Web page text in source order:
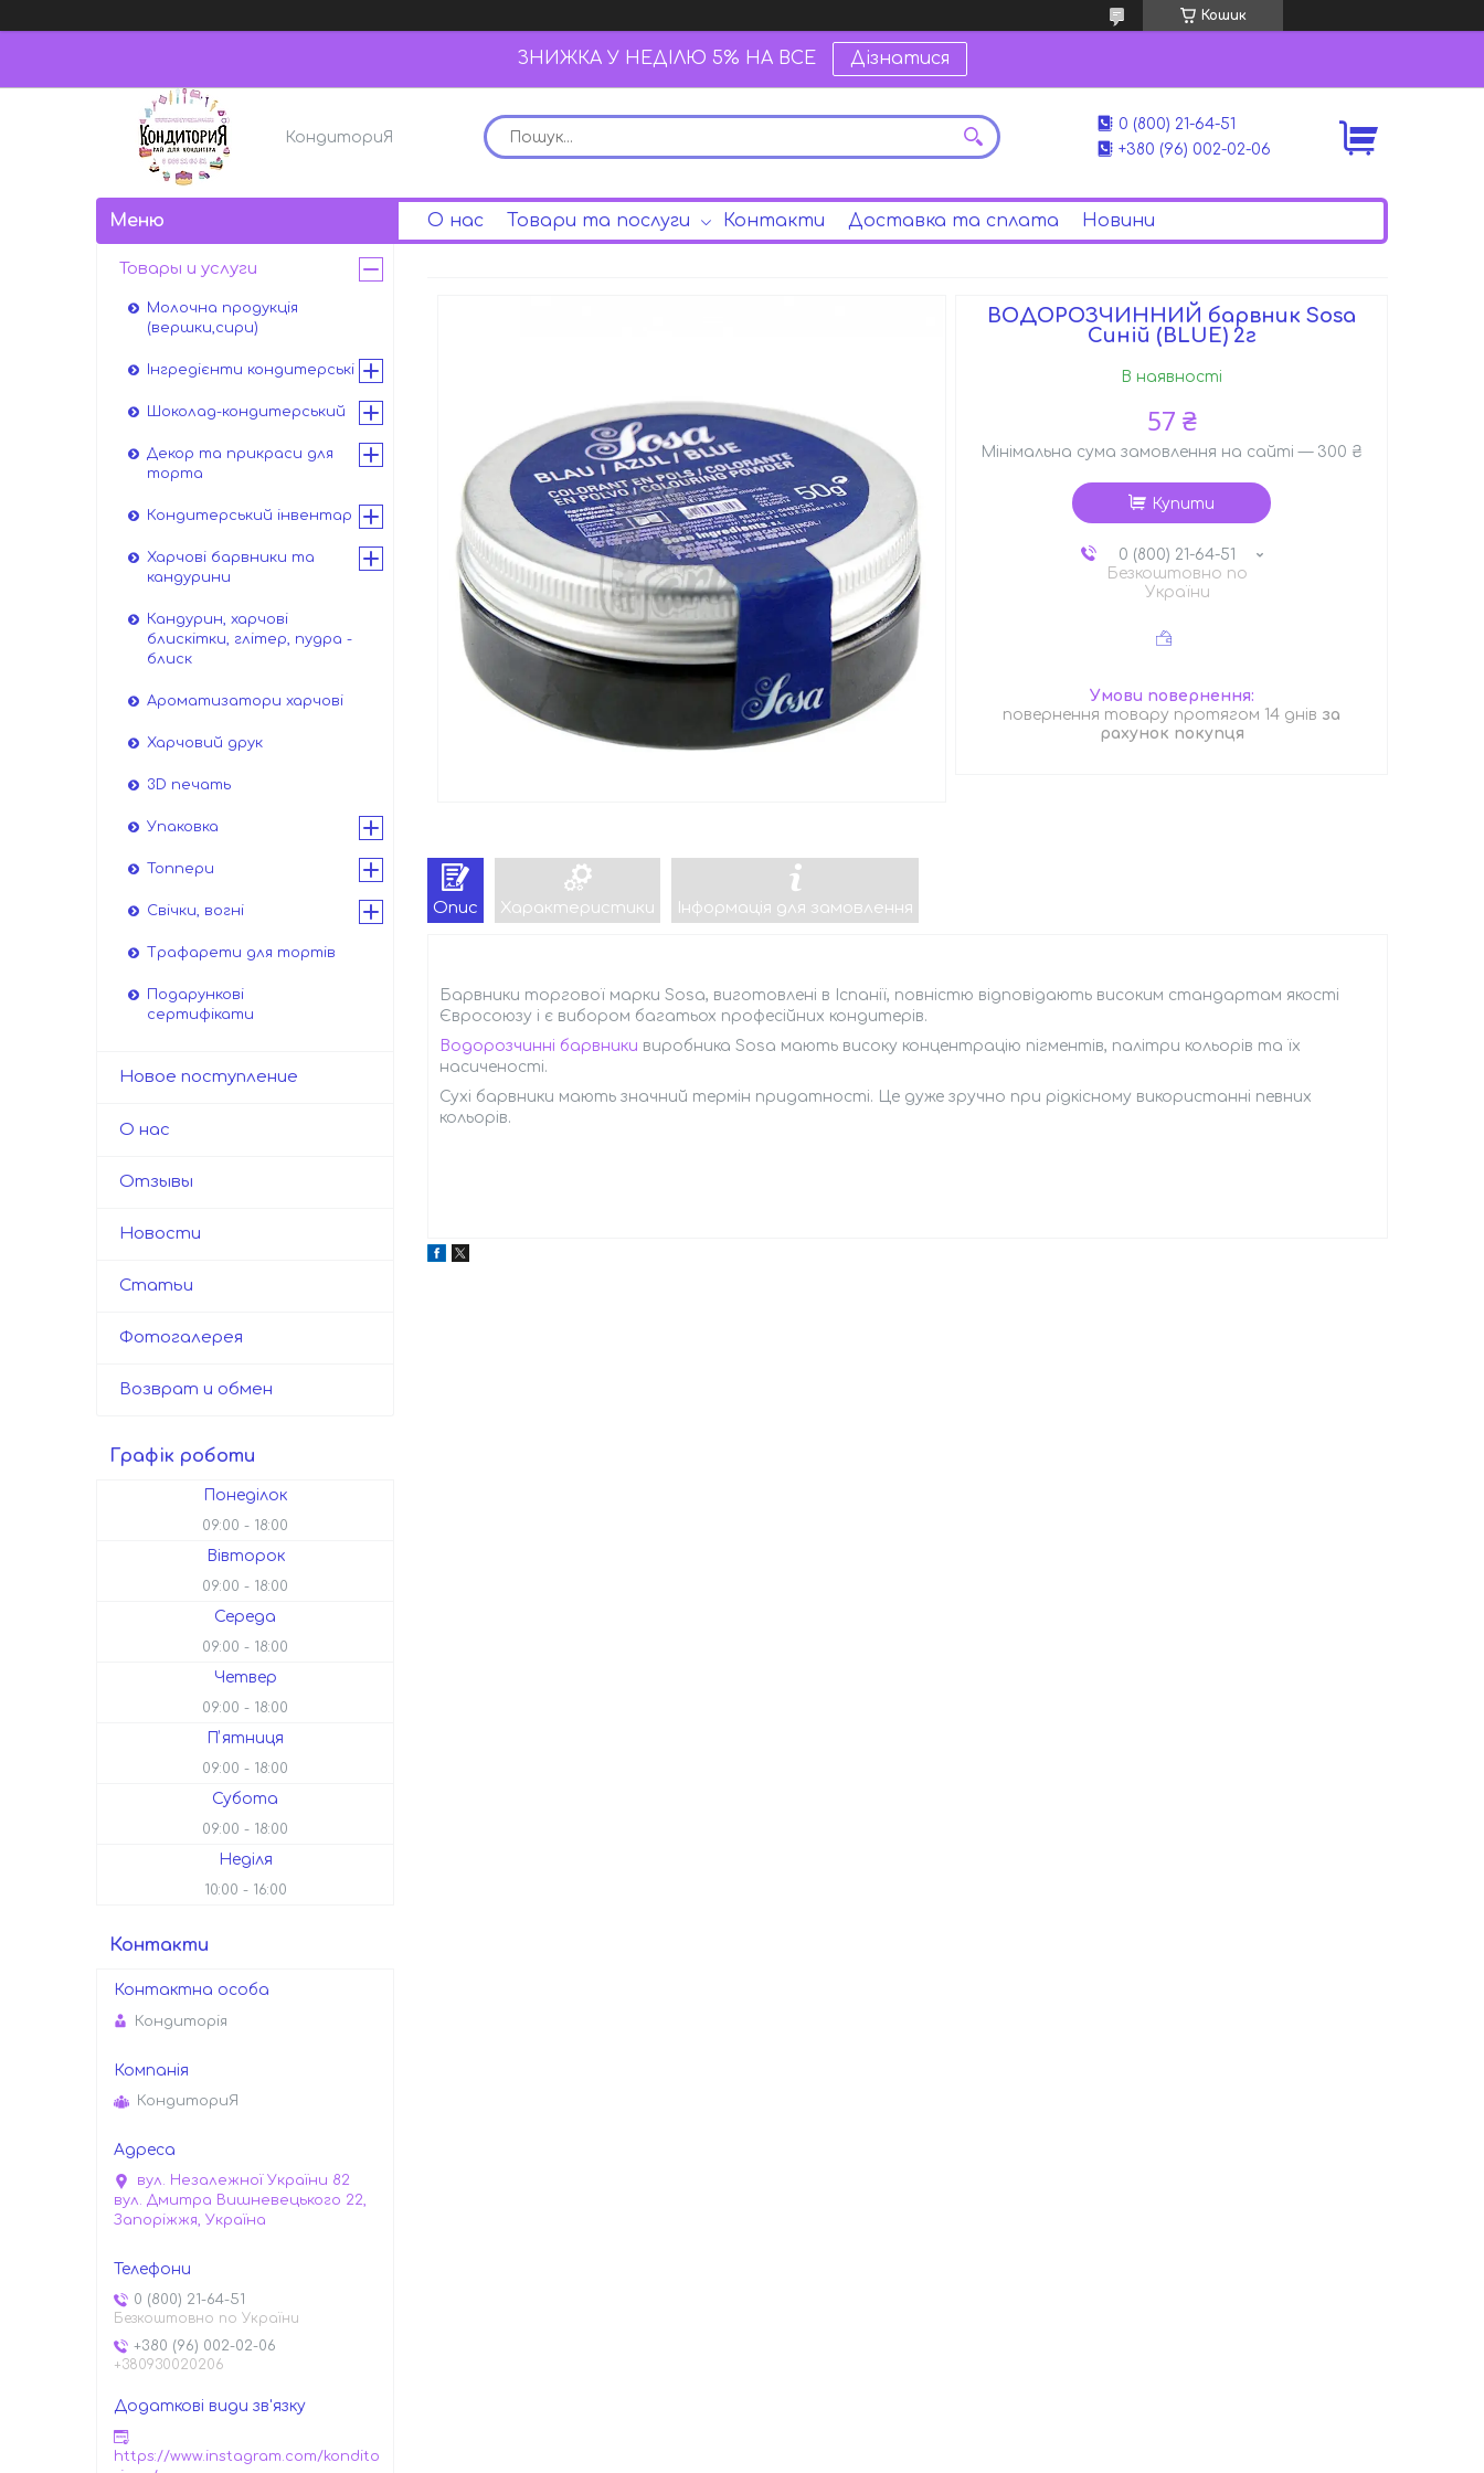
Кошик
ЗНИЖКА У НЕДІЛЮ 5% НА ВСЕ Дізнатися
КондиториЯ
0 (800) 21-64-51
+380 (96) 002-02-06
О нас Товари та послуги Контакти Доставка та сплата Новини
ВОДОРОЗЧИННИЙ барвник Sosa
Синій (BLUE) 2г
В наявності
57 ₴
Мінімальна сума замовлення на сайті — 300 ₴
Купити
0 (800) 21-64-51
Безкоштовно по
України
повернення товару протягом 14 днів за
рахунок покупця
Опис Характеристики Інформація для замовлення
Барвники торгової марки Sosa, виготовлені в Іспанії, повністю відповідають високим стандартам якості
Євросоюзу і є вибором багатьох професійних кондитерів.
Водорозчинні барвники виробника Sosa мають високу концентрацію пігментів, палітри кольорів та їх
насиченості.
Сухі барвники мають значний термін придатності. Це дуже зручно при рідкісному використанні певних
кольорів.
Товары и услуги
Молочна продукція
(вершки,сири)
Інгредієнти кондитерські
Шоколад-кондитерський
Декор та прикраси для
торта
Кондитерський інвентар
Харчові барвники та
кандурини
Кандурин, харчові
блискітки, глітер, пудра -
блиск
Ароматизатори харчові
Харчовий друк
3D печать
Упаковка
Топпери
Свічки, вогні
Трафарети для тортів
Подарункові
сертифікати
Новое поступление
О нас
Отзывы
Новости
Статьи
Фотогалерея
Возврат и обмен
Графік роботи
Понеділок
09:00 18:00
Вівторок
09:00 18:00
Середа
09:00 18:00
Четвер
09:00 18:00
Пʼятниця
09:00 18:00
Субота
09:00 18:00
Неділя
10:00 16:00
Контакти
Кондиторiя
КондиториЯ
вул. Незалежної України 82
вул. Дмитра Вишневецького 22,
Запоріжжя, Україна
0 (800) 21-64-51
Безкоштовно по України
+380 (96) 002-02-06
+380930020206
https://www.instagram.com/kondito